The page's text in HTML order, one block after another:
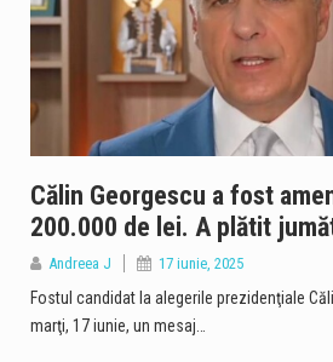
Călin Georgescu a fost
200.000 de lei. A plătit
Andreea J 17 iunie, 2025
Fostul candidat la alegerile prezidenţiale
marţi, 17 iunie, un mesaj…